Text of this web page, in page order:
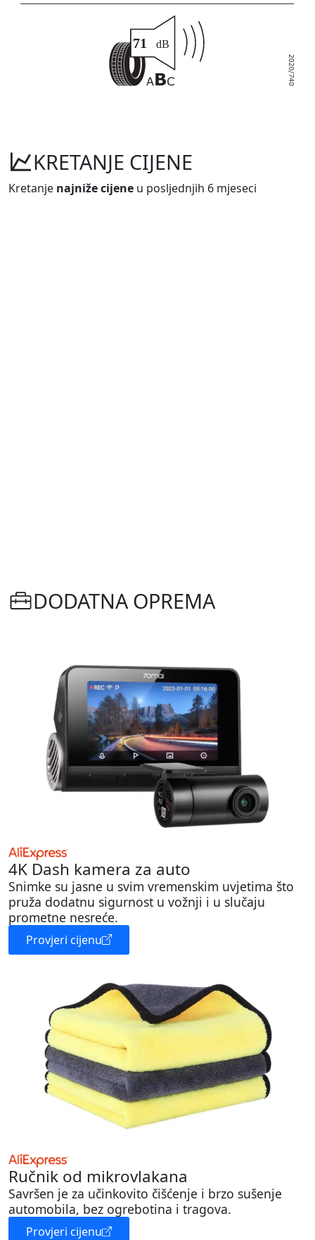
KRETANJE CIJENE
Kretanje najniže cijene u posljednjih 6 mjeseci
DODATNA OPREMA
4K Dash kamera za auto
Snimke su jasne u svim vremenskim uvjetima što
pruža dodatnu sigurnost u vožnji i u slučaju
prometne nesreće.
Provjeri cijenu
Ručnik od mikrovlakana
Savršen je za učinkovito čišćenje i brzo sušenje
automobila, bez ogrebotina i tragova.
Provjeri cijenu